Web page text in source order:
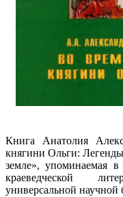
Книга Анатолия
княгини Ольги:
земле», упоминаемая в
краеведческой
универсальной научной